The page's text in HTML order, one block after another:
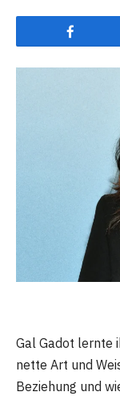
Gal Gadot lernte
nette Art und
Beziehung und